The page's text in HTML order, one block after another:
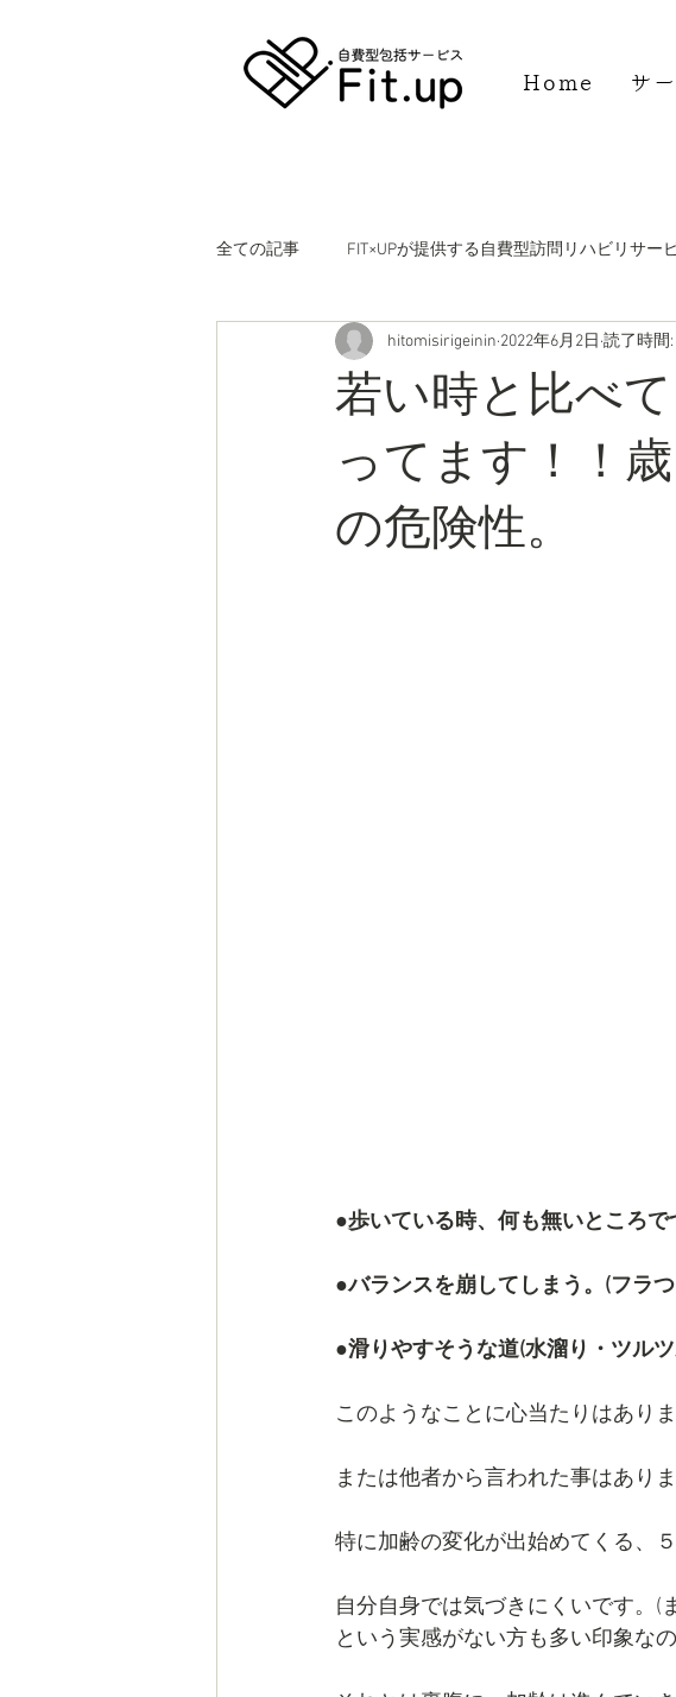
Home サ
全ての記事 FIT×UPが提供する自費型訪問リハビリサー
保険外サービスを選択する人が他のお年寄りと何が違
若い時と比べ
ってます！！
の危険性。
hitomisirigeinin 2022年6月2日 読了時間
●歩いている時、何も無いところで
●バランスを崩してしまう。(フラ
●滑りやすそうな道(水溜り・ツル
このようなことに心当たりはあり
または他者から言われた事はあり
特に加齢の変化が出始めてくる、
自分自身では気づきにくいです。(
という実感がない方も多い印象な